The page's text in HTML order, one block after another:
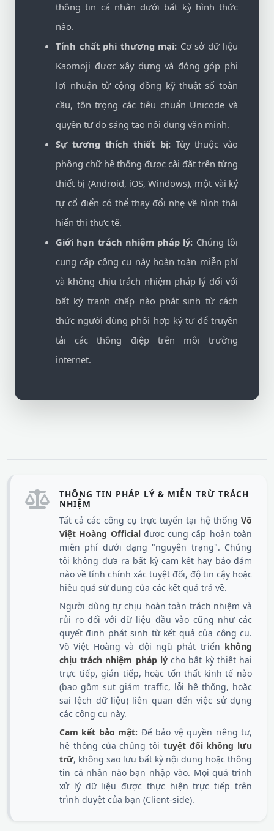
thông tin cá nhân dưới bất kỳ hình thức
nào.
Tính chất phi thương mại: Cơ sở dữ liệu
Kaomoji được xây dựng và đóng góp phi
lợi nhuận từ cộng đồng kỹ thuật số toàn
cầu, tôn trọng các tiêu chuẩn Unicode và
quyền tự do sáng tạo nội dung văn minh.
Sự tương thích thiết bị:Tùy thuộc vào
phông chữ hệ thống được cài đặt trên từng
thiết bị (Android, iOS, Windows), một vài ký
tự cổ điển có thể thay đổi nhẹ về hình thái
hiển thị thực tế.
Giới hạn trách nhiệm pháp lý: Chúng tôi
cung cấp công cụ này hoàn toàn miễn phí
và không chịu trách nhiệm pháp lý đối với
bất kỳ tranh chấp nào phát sinh từ cách
thức người dùng phối hợp ký tự để truyền
tải các thông điệp trên môi trường
internet.
THÔNG TIN PHÁP LÝ & MIỄN TRỪ TRÁCH
NHIỆM
Tất cả các công cụ trực tuyến tại hệ thống Võ
Việt Hoàng Officialđược cung cấp hoàn toàn
miễn phí dưới dạng "nguyên trạng". Chúng
tôi không đưa ra bất kỳ cam kết hay bảo đảm
nào về tính chính xác tuyệt đối, độ tin cậy hoặc
hiệu quả sử dụng của các kết quả trả về.
Người dùng tự chịu hoàn toàn trách nhiệm và
rủi ro đối với dữ liệu đầu vào cũng như các
quyết định phát sinh từ kết quả của công cụ.
Võ Việt Hoàng và đội ngũ phát triển không
chịu trách nhiệm pháp lýcho bất kỳ thiệt hại
trực tiếp, gián tiếp, hoặc tổn thất kinh tế nào
(bao gồm sụt giảm traffic, lỗi hệ thống, hoặc
sai lệch dữ liệu) liên quan đến việc sử dụng
các công cụ này.
Cam kết bảo mật: Để bảo vệ quyền riêng tư,
hệ thống của chúng tôi tuyệt đối không lưu
trữ, không sao lưu bất kỳ nội dung hoặc thông
tin cá nhân nào bạn nhập vào. Mọi quá trình
xử lý dữ liệu được thực hiện trực tiếp trên
trình duyệt của bạn (Client-side).